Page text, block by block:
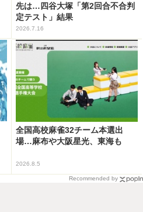
先は…四谷大塚「第2回合不合判
定テスト」結果
2026.7.16
全国高校麻雀32チーム本選出
場…麻布や大阪星光、東海も
2026.8.5
Recommended by